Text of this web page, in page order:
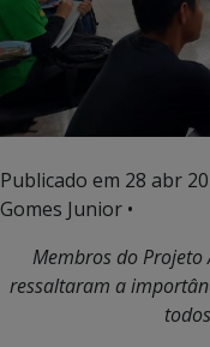
Publicado em 28 abr
Gomes Junior •
Membros do
ressaltaram a